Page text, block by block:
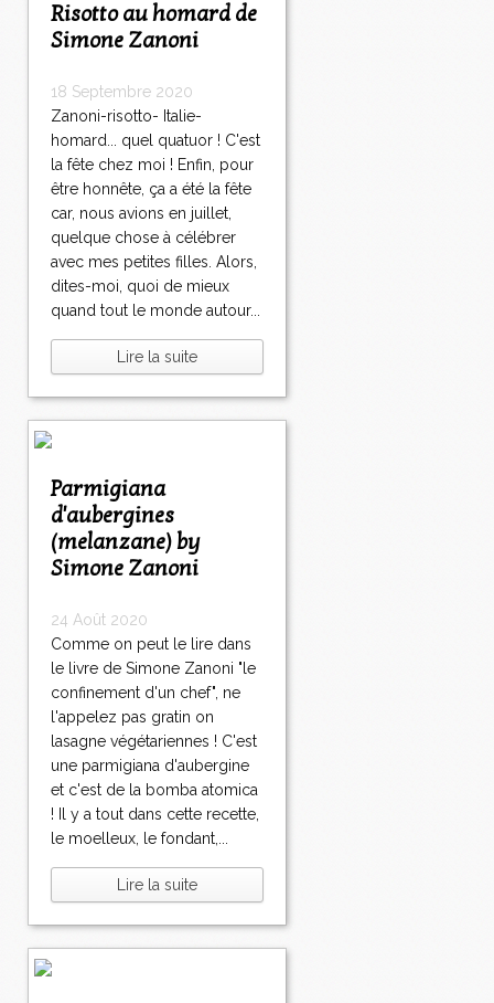
Risotto au homard de
Simone Zanoni
18 Septembre 2020
Zanoni-risotto- Italie-
homard... quel quatuor ! C'est
la fête chez moi ! Enfin, pour
être honnête, ça a été la fête
car, nous avions en juillet,
quelque chose à célébrer
avec mes petites filles. Alors,
dites-moi, quoi de mieux
quand tout le monde autour...
Lire la suite
Parmigiana
d'aubergines
(melanzane) by
Simone Zanoni
24 Août 2020
Comme on peut le lire dans
le livre de Simone Zanoni "le
confinement d'un chef", ne
l'appelez pas gratin on
lasagne végétariennes ! C'est
une parmigiana d'aubergine
et c'est de la bomba atomica
! Il y a tout dans cette recette,
le moelleux, le fondant,...
Lire la suite